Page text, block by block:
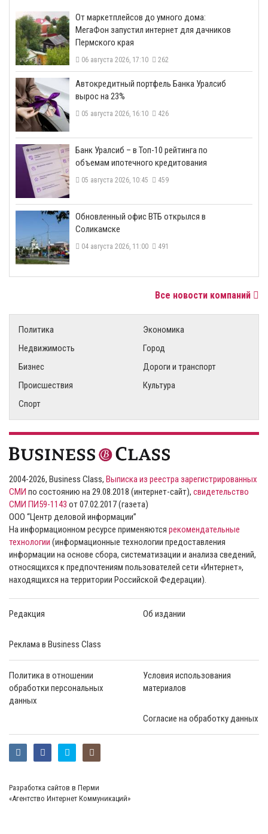
От маркетплейсов до умного дома:
МегаФон запустил интернет для дачников
Пермского края
06 августа 2026, 17:10 262
​Автокредитный портфель Банка Уралсиб
вырос на 23%
05 августа 2026, 16:10 426
​Банк Уралсиб – в Топ-10 рейтинга по
объемам ипотечного кредитования
05 августа 2026, 10:45 459
​Обновленный офис ВТБ открылся в
Соликамске
04 августа 2026, 11:00 491
Все новости компаний
Политика
Экономика
Недвижимость
Город
Бизнес
Дороги и транспорт
Происшествия
Культура
Спорт
2004-2026, Business Class, Выписка из реестра зарегистрированных
СМИ по состоянию на 29.08.2018 (интернет-сайт), свидетельство
СМИ ПИ59-1143 от 07.02.2017 (газета)
ООО “Центр деловой информации”
На информационном ресурсе применяются рекомендательные
технологии (информационные технологии предоставления
информации на основе сбора, систематизации и анализа сведений,
относящихся к предпочтениям пользователей сети «Интернет»,
находящихся на территории Российской Федерации).
Редакция Об издании
Реклама в Business Class
Политика в отношении
обработки персональных
данных
Условия использования
материалов
Согласие на обработку данных
Разработка сайтов в Перми
«Агентство Интернет Коммуникаций»